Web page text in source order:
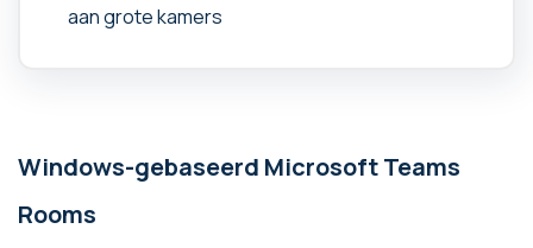
aan grote kamers
Windows-gebaseerd Microsoft Teams
Rooms